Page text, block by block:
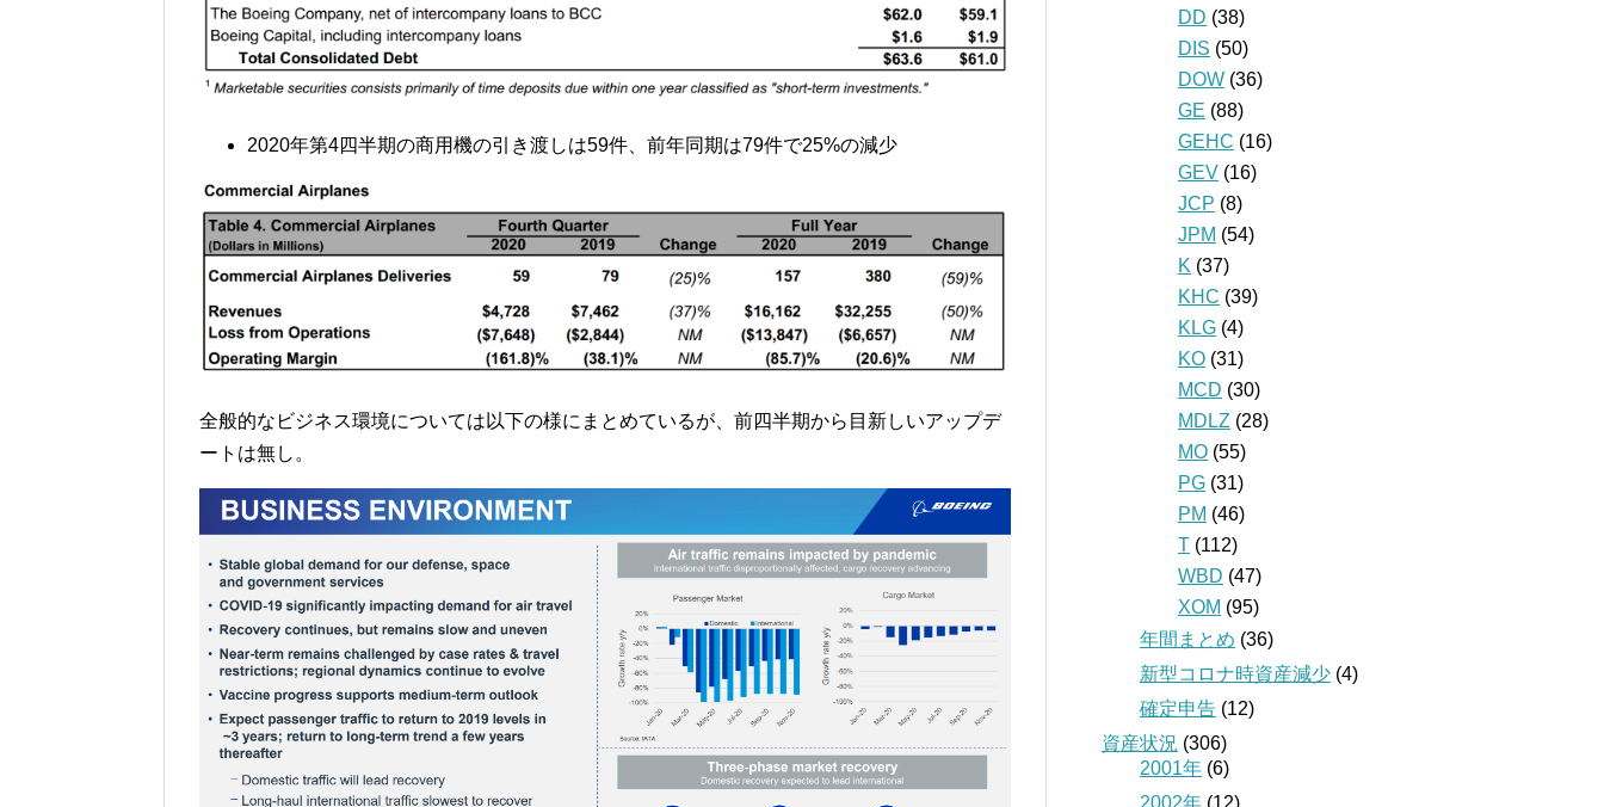
2020年第4四半期の商用機の引き渡しは59件、前年同期は79件で25%の減少
全般的なビジネス環境については以下の様にまとめているが、前四半期から目新しいアップデ
ートは無し。
DD (38)
DIS (50)
DOW (36)
GE (88)
GEHC (16)
GEV (16)
JCP (8)
JPM (54)
K (37)
KHC (39)
KLG (4)
KO (31)
MCD (30)
MDLZ (28)
MO (55)
PG (31)
PM (46)
T (112)
WBD (47)
XOM (95)
年間まとめ (36)
新型コロナ時資産減少 (4)
確定申告 (12)
資産状況 (306)
2001年 (6)
2002年 (12)